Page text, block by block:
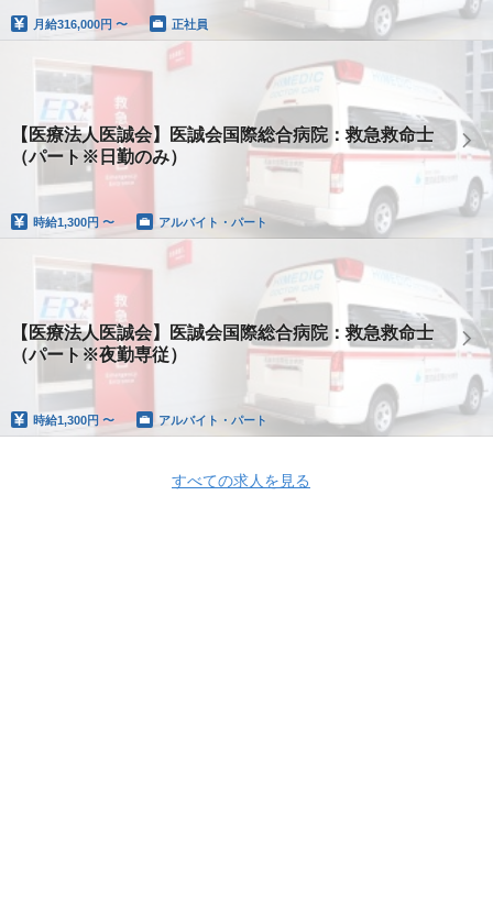
月給316,000円 〜 正社員
【医療法人医誠会】医誠会国際総合病院：救急救命士
（パート※日勤のみ）
時給1,300円 〜 アルバイト・パート
【医療法人医誠会】医誠会国際総合病院：救急救命士
（パート※夜勤専従）
時給1,300円 〜 アルバイト・パート
すべての求人を見る